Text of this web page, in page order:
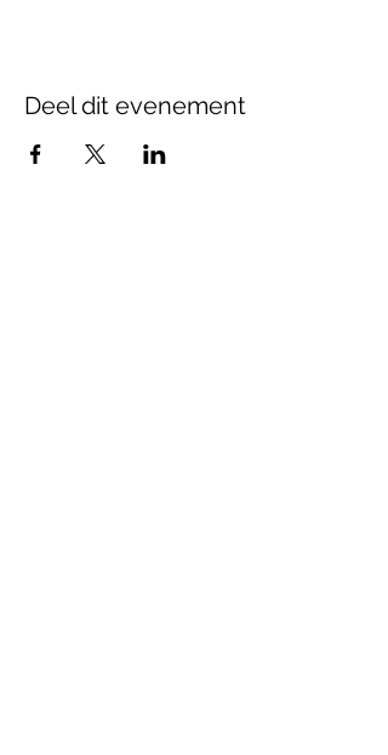
Deel dit evenement